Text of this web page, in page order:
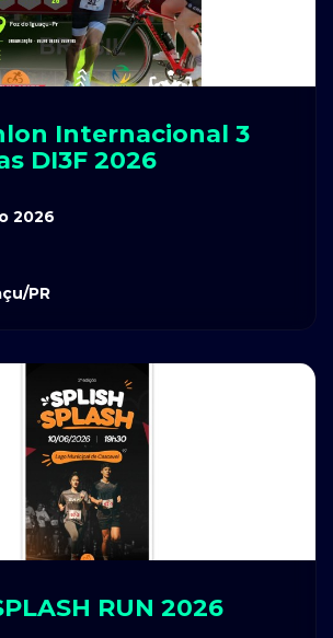
Internacional 3
DI3F 2026
2026
PR
RUN 2026